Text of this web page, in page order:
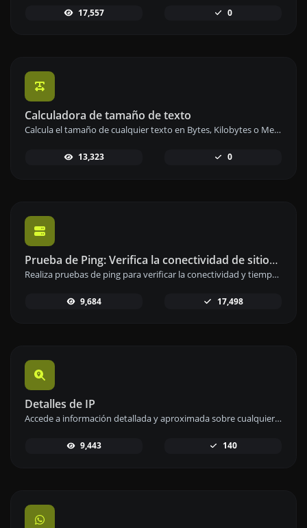
17,557 0
Calculadora de tamaño de texto
Calcula el tamaño de cualquier texto en Bytes, Kilobytes o Megabytes de manera precisa y rápida.
13,323 0
Prueba de Ping: Verifica la conectividad de sitios web y servidores
Realiza pruebas de ping para verificar la conectividad y tiempo de respuesta de sitios web, servidores o puertos.
9,684 17,498
Detalles de IP
Accede a información detallada y aproximada sobre cualquier dirección IP de forma sencilla y rápida.
9,443 140